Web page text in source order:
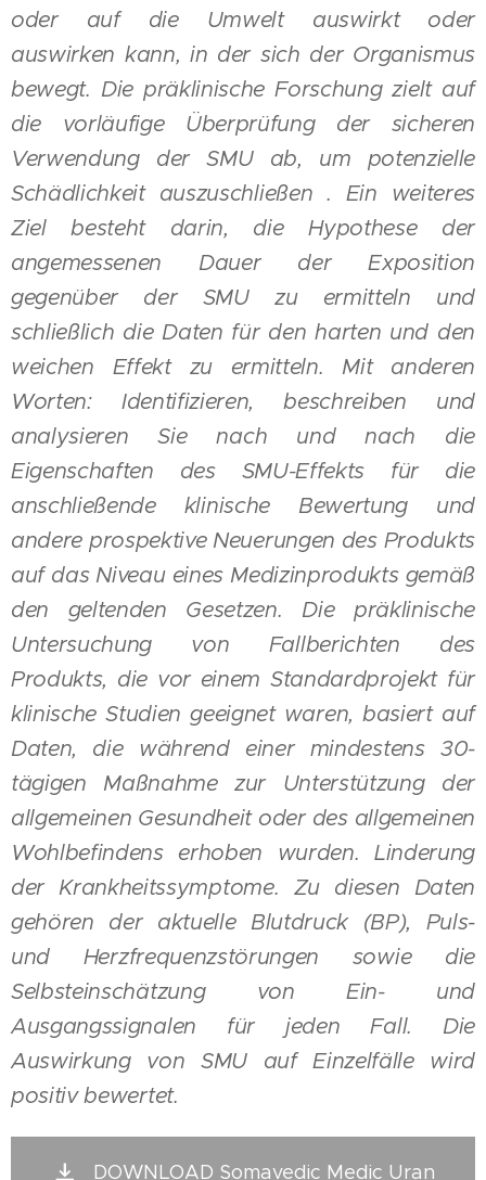
oder auf die Umwelt auswirkt oder
auswirken kann, in der sich der Organismus
bewegt. Die präklinische Forschung zielt auf
die vorläufige Überprüfung der sicheren
Verwendung der SMU ab, um potenzielle
Schädlichkeit auszuschließen . Ein weiteres
Ziel besteht darin, die Hypothese der
angemessenen Dauer der Exposition
gegenüber der SMU zu ermitteln und
schließlich die Daten für den harten und den
weichen Effekt zu ermitteln. Mit anderen
Worten: Identifizieren, beschreiben und
analysieren Sie nach und nach die
Eigenschaften des SMU-Effekts für die
anschließende klinische Bewertung und
andere prospektive Neuerungen des Produkts
auf das Niveau eines Medizinprodukts gemäß
den geltenden Gesetzen. Die präklinische
Untersuchung von Fallberichten des
Produkts, die vor einem Standardprojekt für
klinische Studien geeignet waren, basiert auf
Daten, die während einer mindestens 30-
tägigen Maßnahme zur Unterstützung der
allgemeinen Gesundheit oder des allgemeinen
Wohlbefindens erhoben wurden. Linderung
der Krankheitssymptome. Zu diesen Daten
gehören der aktuelle Blutdruck (BP), Puls-
und Herzfrequenzstörungen sowie die
Selbsteinschätzung von Ein- und
Ausgangssignalen für jeden Fall. Die
Auswirkung von SMU auf Einzelfälle wird
positiv bewertet.
DOWNLOAD Somavedic Medic Uran